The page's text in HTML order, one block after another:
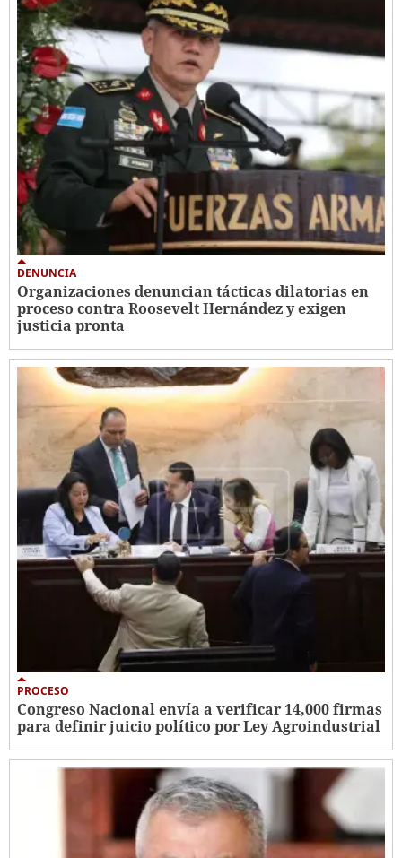
DENUNCIA
Organizaciones denuncian tácticas dilatorias en
proceso contra Roosevelt Hernández y exigen
justicia pronta
PROCESO
Congreso Nacional envía a verificar 14,000 firmas
para definir juicio político por Ley Agroindustrial